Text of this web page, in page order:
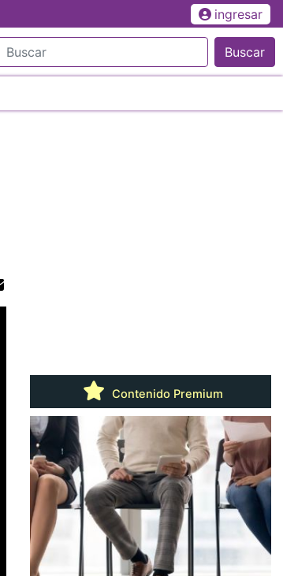
ingresar
Buscar
Contenido Premium